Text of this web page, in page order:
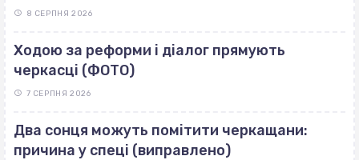
8 СЕРПНЯ 2026
Ходою за реформи і діалог прямують
черкасці (ФОТО)
7 СЕРПНЯ 2026
Два сонця можуть помітити черкащани:
причина у спеці (виправлено)